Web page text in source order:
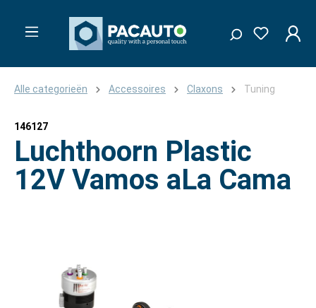
Alle categorieën Accessoires Claxons Tuning
146127
Luchthoorn Plastic
12V Vamos aLa Cama